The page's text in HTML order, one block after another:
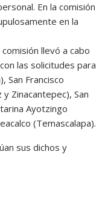
En la comisión
en la
llevó a cabo
las solicitudes para
San Francisco
Zinacantepec), San
Ayotzingo
(Temascalapa).
sus dichos y